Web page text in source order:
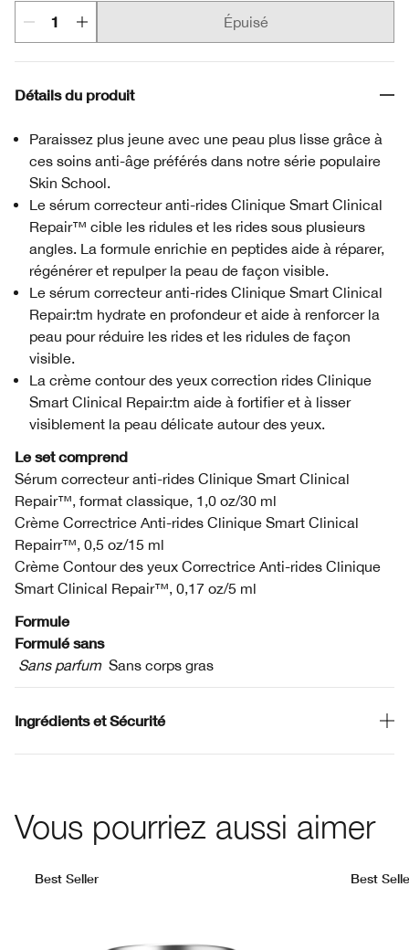
Épuisé
Détails du produit
Paraissez plus jeune avec une peau plus lisse grâce à
ces soins anti-âge préférés dans notre série populaire
Skin School.
Le sérum correcteur anti-rides Clinique Smart Clinical
Repair™ cible les ridules et les rides sous plusieurs
angles. La formule enrichie en peptides aide à réparer,
régénérer et repulper la peau de façon visible.
Le sérum correcteur anti-rides Clinique Smart Clinical
Repair:tm hydrate en profondeur et aide à renforcer la
peau pour réduire les rides et les ridules de façon
visible.
La crème contour des yeux correction rides Clinique
Smart Clinical Repair:tm aide à fortifier et à lisser
visiblement la peau délicate autour des yeux.
Le set comprend
Sérum correcteur anti-rides Clinique Smart Clinical
Repair™, format classique, 1,0 oz/30 ml
Crème Correctrice Anti-rides Clinique Smart Clinical
Repairr™, 0,5 oz/15 ml
Crème Contour des yeux Correctrice Anti-rides Clinique
Smart Clinical Repair™, 0,17 oz/5 ml
Formule
Formulé sans
Sans parfum Sans corps gras
Ingrédients et Sécurité
Vous pourriez aussi aimer
Best Seller Best